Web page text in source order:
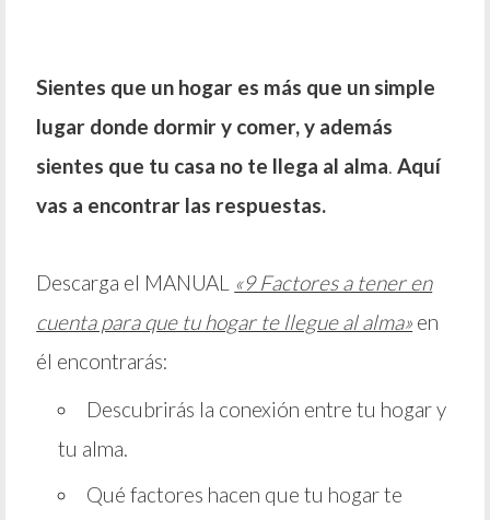
Sientes que un hogar es más que un simple
lugar donde dormir y comer, y además
sientes que tu casa no te llega al alma.Aquí
vas a encontrar las respuestas.
Descarga el MANUAL «9 Factores a tener en
cuenta para que tu hogar te llegue al alma» en
él encontrarás:
Descubrirás la conexión entre tu hogar y
tu alma.
Qué factores hacen que tu hogar te